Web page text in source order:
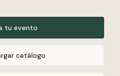
tu evento
catálogo